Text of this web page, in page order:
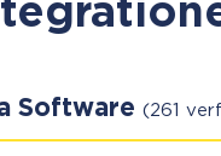
Software (261